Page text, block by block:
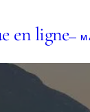
en ligne—